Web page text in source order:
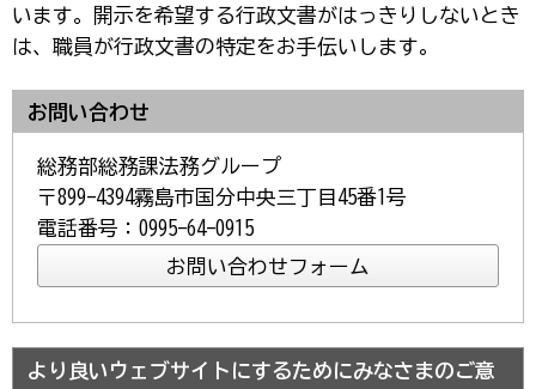
います。開示を希望する行政文書がはっきりしないとき
は、職員が行政文書の特定をお手伝いします。
お問い合わせ
総務部総務課法務グループ
〒899-4394霧島市国分中央三丁目45番1号
電話番号：0995-64-0915
より良いウェブサイトにするためにみなさまのご意